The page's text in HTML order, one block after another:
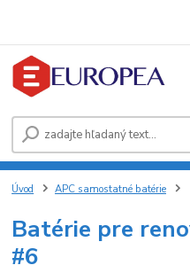
Úvod APC samostatné batérie
Batérie pre
#6